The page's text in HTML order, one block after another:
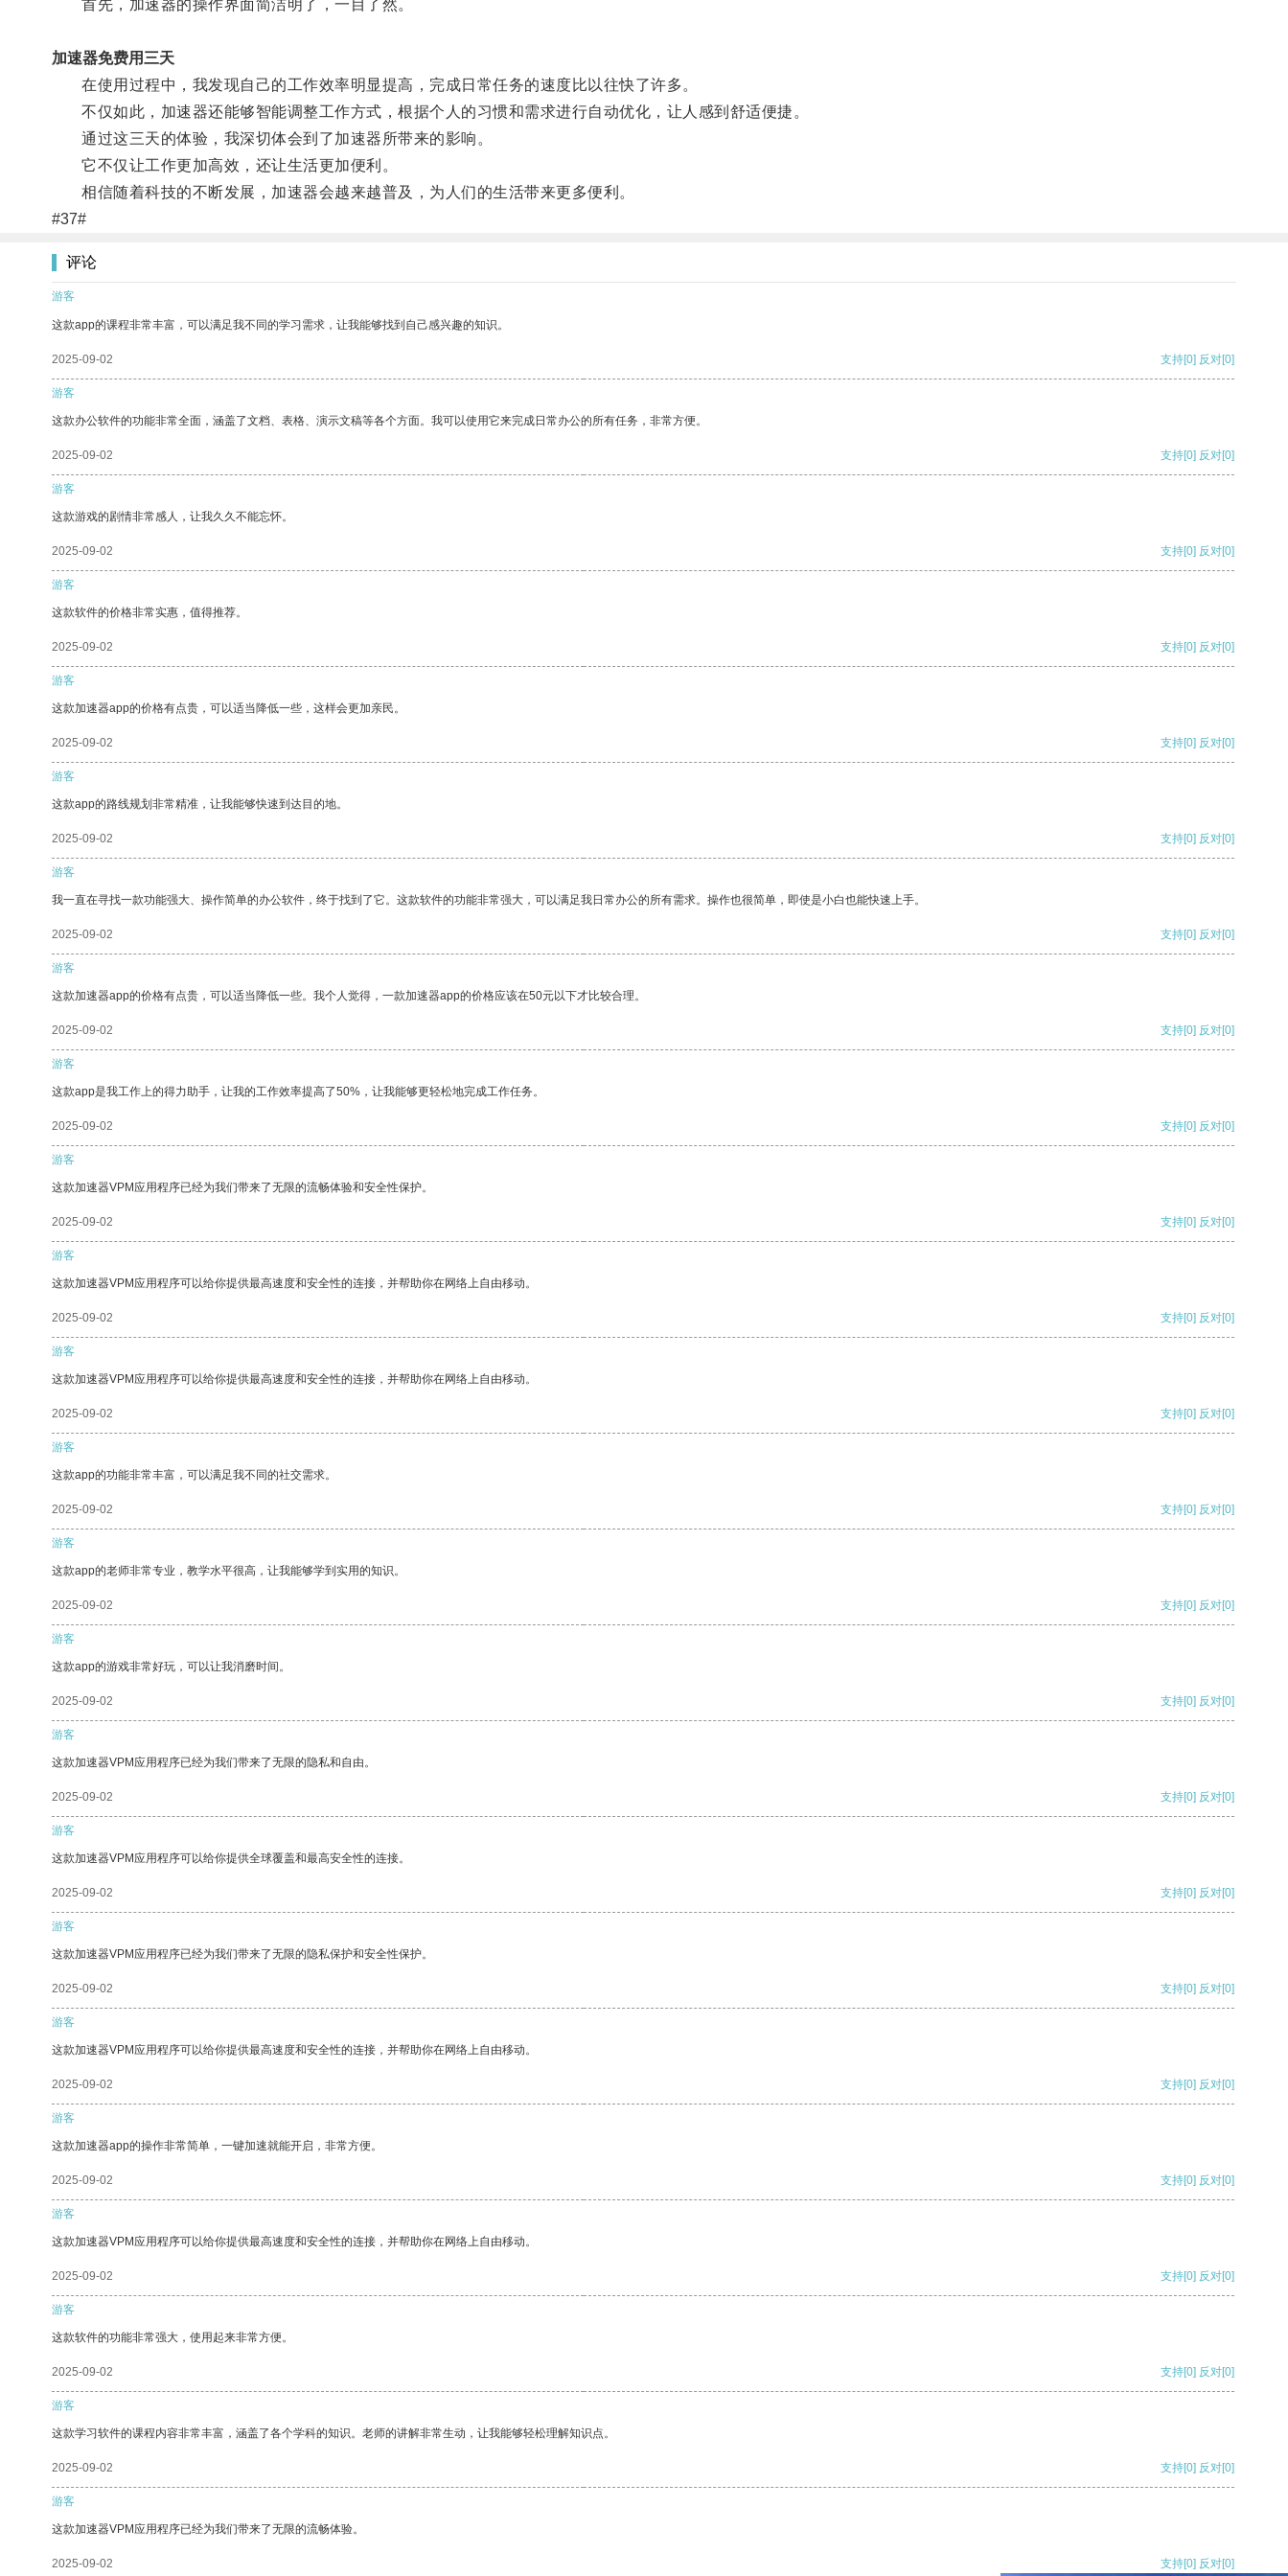
首先，加速器的操作界面简洁明了，一目了然。
加速器免费用三天
在使用过程中，我发现自己的工作效率明显提高，完成日常任务的速度比以往快了许多。
不仅如此，加速器还能够智能调整工作方式，根据个人的习惯和需求进行自动优化，让人感到舒适便捷。
通过这三天的体验，我深切体会到了加速器所带来的影响。
它不仅让工作更加高效，还让生活更加便利。
相信随着科技的不断发展，加速器会越来越普及，为人们的生活带来更多便利。
#37#
评论
游客
这款app的课程非常丰富，可以满足我不同的学习需求，让我能够找到自己感兴趣的知识。
2025-09-02 支持[0] 反对[0]
游客
这款办公软件的功能非常全面，涵盖了文档、表格、演示文稿等各个方面。我可以使用它来完成日常办公的所有任务，非常方便。
2025-09-02 支持[0] 反对[0]
游客
这款游戏的剧情非常感人，让我久久不能忘怀。
2025-09-02 支持[0] 反对[0]
游客
这款软件的价格非常实惠，值得推荐。
2025-09-02 支持[0] 反对[0]
游客
这款加速器app的价格有点贵，可以适当降低一些，这样会更加亲民。
2025-09-02 支持[0] 反对[0]
游客
这款app的路线规划非常精准，让我能够快速到达目的地。
2025-09-02 支持[0] 反对[0]
游客
我一直在寻找一款功能强大、操作简单的办公软件，终于找到了它。这款软件的功能非常强大，可以满足我日常办公的所有需求。操作也很简单，即使是小白也能快速上手。
2025-09-02 支持[0] 反对[0]
游客
这款加速器app的价格有点贵，可以适当降低一些。我个人觉得，一款加速器app的价格应该在50元以下才比较合理。
2025-09-02 支持[0] 反对[0]
游客
这款app是我工作上的得力助手，让我的工作效率提高了50%，让我能够更轻松地完成工作任务。
2025-09-02 支持[0] 反对[0]
游客
这款加速器VPM应用程序已经为我们带来了无限的流畅体验和安全性保护。
2025-09-02 支持[0] 反对[0]
游客
这款加速器VPM应用程序可以给你提供最高速度和安全性的连接，并帮助你在网络上自由移动。
2025-09-02 支持[0] 反对[0]
游客
这款加速器VPM应用程序可以给你提供最高速度和安全性的连接，并帮助你在网络上自由移动。
2025-09-02 支持[0] 反对[0]
游客
这款app的功能非常丰富，可以满足我不同的社交需求。
2025-09-02 支持[0] 反对[0]
游客
这款app的老师非常专业，教学水平很高，让我能够学到实用的知识。
2025-09-02 支持[0] 反对[0]
游客
这款app的游戏非常好玩，可以让我消磨时间。
2025-09-02 支持[0] 反对[0]
游客
这款加速器VPM应用程序已经为我们带来了无限的隐私和自由。
2025-09-02 支持[0] 反对[0]
游客
这款加速器VPM应用程序可以给你提供全球覆盖和最高安全性的连接。
2025-09-02 支持[0] 反对[0]
游客
这款加速器VPM应用程序已经为我们带来了无限的隐私保护和安全性保护。
2025-09-02 支持[0] 反对[0]
游客
这款加速器VPM应用程序可以给你提供最高速度和安全性的连接，并帮助你在网络上自由移动。
2025-09-02 支持[0] 反对[0]
游客
这款加速器app的操作非常简单，一键加速就能开启，非常方便。
2025-09-02 支持[0] 反对[0]
游客
这款加速器VPM应用程序可以给你提供最高速度和安全性的连接，并帮助你在网络上自由移动。
2025-09-02 支持[0] 反对[0]
游客
这款软件的功能非常强大，使用起来非常方便。
2025-09-02 支持[0] 反对[0]
游客
这款学习软件的课程内容非常丰富，涵盖了各个学科的知识。老师的讲解非常生动，让我能够轻松理解知识点。
2025-09-02 支持[0] 反对[0]
游客
这款加速器VPM应用程序已经为我们带来了无限的流畅体验。
2025-09-02 支持[0] 反对[0]